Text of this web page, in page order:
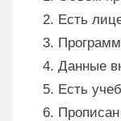
Есть
Данные
Есть